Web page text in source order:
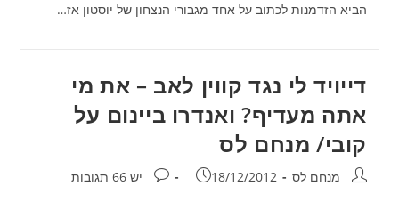
הביא הזדמנות לכתוב על אחד מגבורי הנצחון של יוסטון אז…
דייויד לי נגד קווין לאב – את מי
אתה מעדיף? ואנדרו ביינום על
קובי/ מנחם לס
מחבר:מנחם לס פורסם:
18/12/2012 תגובות:
יש 66 תגובות